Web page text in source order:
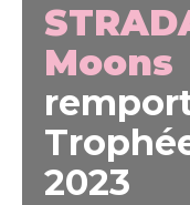
Moons
2023